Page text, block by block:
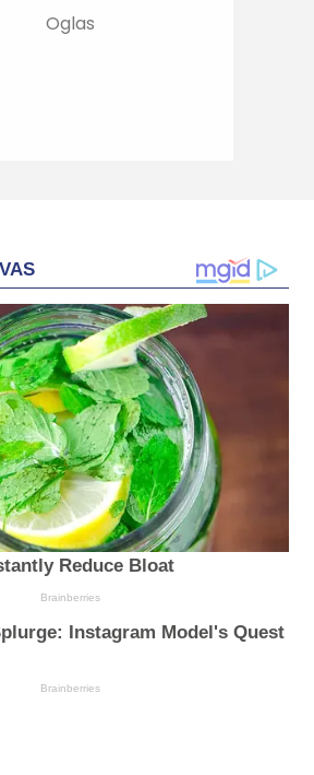
Reduce Bloat
Brainberries
Instagram Model's Quest
Brainberries